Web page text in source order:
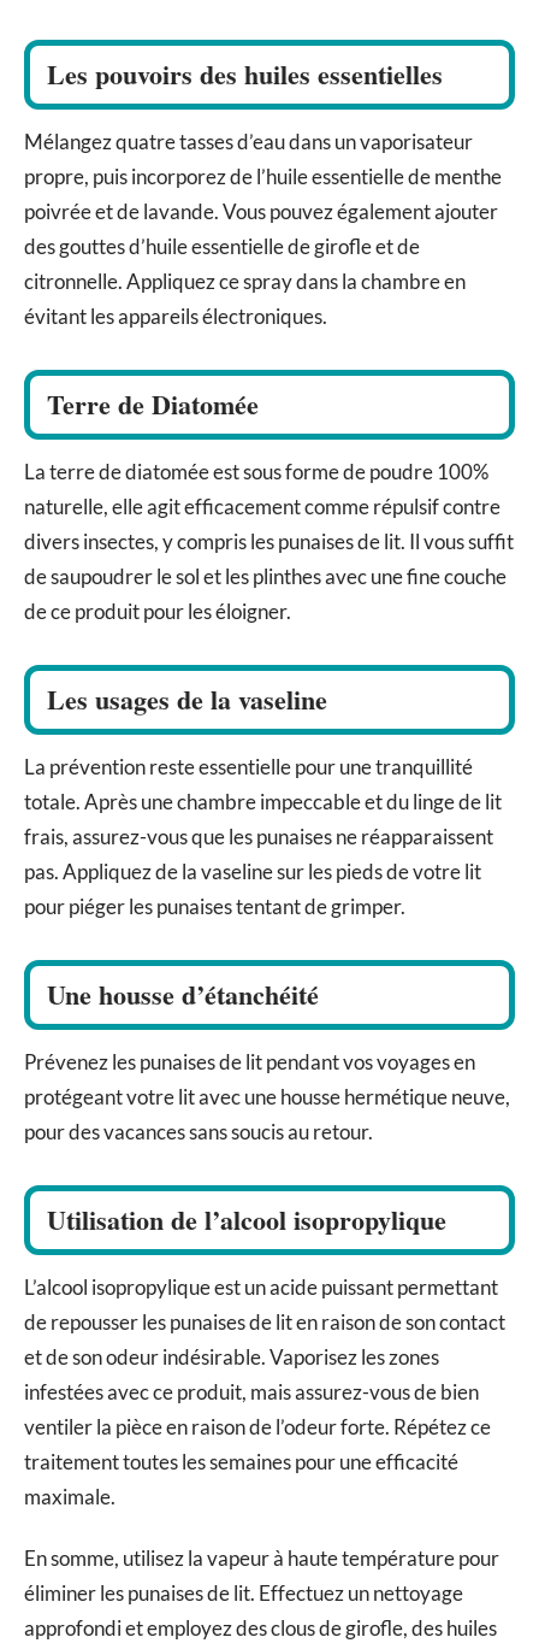
Les pouvoirs des huiles essentielles
Mélangez quatre tasses d’eau dans un vaporisateur
propre, puis incorporez de l’huile essentielle de menthe
poivrée et de lavande. Vous pouvez également ajouter
des gouttes d’huile essentielle de girofle et de
citronnelle. Appliquez ce spray dans la chambre en
évitant les appareils électroniques.
Terre de Diatomée
La terre de diatomée est sous forme de poudre 100%
naturelle, elle agit efficacement comme répulsif contre
divers insectes, y compris les punaises de lit. Il vous suffit
de saupoudrer le sol et les plinthes avec une fine couche
de ce produit pour les éloigner.
Les usages de la vaseline
La prévention reste essentielle pour une tranquillité
totale. Après une chambre impeccable et du linge de lit
frais, assurez-vous que les punaises ne réapparaissent
pas. Appliquez de la vaseline sur les pieds de votre lit
pour piéger les punaises tentant de grimper.
Une housse d’étanchéité
Prévenez les punaises de lit pendant vos voyages en
protégeant votre lit avec une housse hermétique neuve,
pour des vacances sans soucis au retour.
Utilisation de l’alcool isopropylique
L’alcool isopropylique est un acide puissant permettant
de repousser les punaises de lit en raison de son contact
et de son odeur indésirable. Vaporisez les zones
infestées avec ce produit, mais assurez-vous de bien
ventiler la pièce en raison de l’odeur forte. Répétez ce
traitement toutes les semaines pour une efficacité
maximale.
En somme, utilisez la vapeur à haute température pour
éliminer les punaises de lit. Effectuez un nettoyage
approfondi et employez des clous de girofle, des huiles